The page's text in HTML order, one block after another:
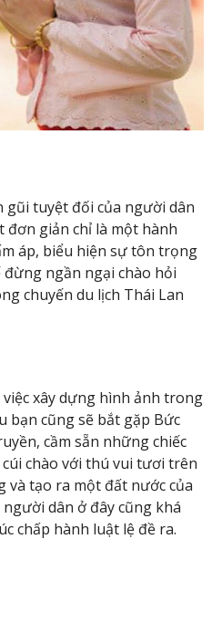
gũi tuyệt đối của người dân
đơn giản chỉ là một hành
áp, biểu hiện sự tôn trọng
ngần ngại chào hỏi
chuyến du lịch Thái Lan
xây dựng hình ảnh trong
bạn cũng sẽ bắt gặp Bức
cầm sẵn những chiếc
chào với thú vui tươi trên
và tạo ra một đất nước của
dân ở đây cũng khá
chấp hành luật lệ đề ra.